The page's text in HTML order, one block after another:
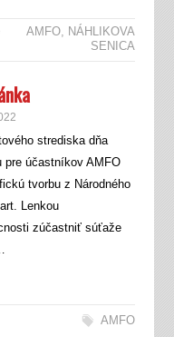
AMFO, NÁHLIKOVA
SENICA
strediska dňa
pre účastníkov AMFO
tvorbu z Národného
Lenkou
zúčastniť súťaže
AMFO